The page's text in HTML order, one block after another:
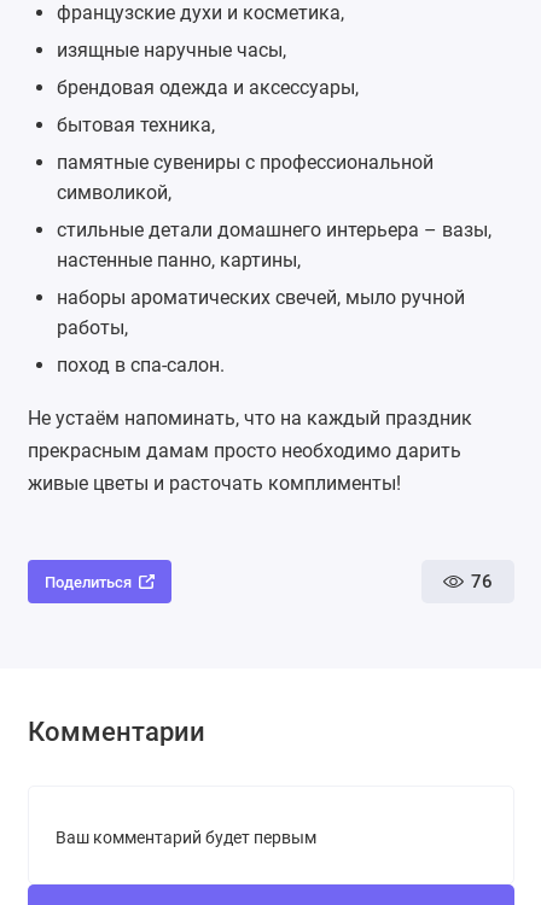
французские духи и косметика,
изящные наручные часы,
брендовая одежда и аксессуары,
бытовая техника,
памятные сувениры с профессиональной
символикой,
стильные детали домашнего интерьера – вазы,
настенные панно, картины,
наборы ароматических свечей, мыло ручной
работы,
поход в спа-салон.
Не устаём напоминать, что на каждый праздник
прекрасным дамам просто необходимо дарить
живые цветы и расточать комплименты!
Поделиться 76
Комментарии
Ваш комментарий будет первым